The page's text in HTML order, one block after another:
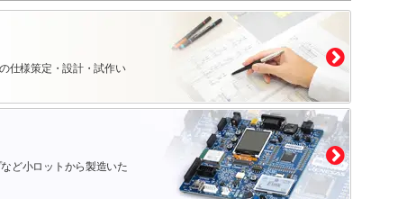
仕様策定・設計・試作い
ど小ロットから製造いた